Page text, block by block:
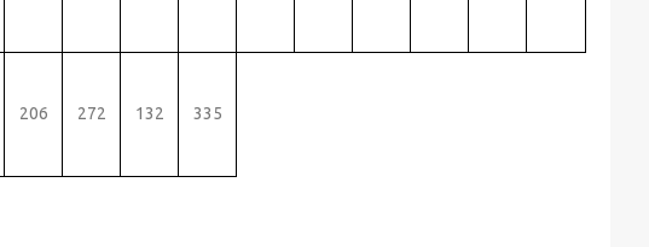
206 272 132 335